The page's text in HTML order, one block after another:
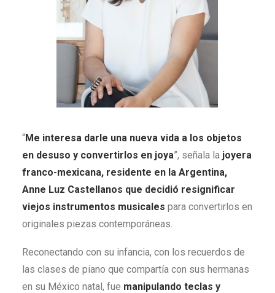
“Me interesa darle una nueva vida a los objetos
en desuso y convertirlos en joya”, señala la joyera
franco-mexicana, residente en la Argentina,
Anne Luz Castellanos que decidió resignificar
viejos instrumentos musicales para convertirlos en
originales piezas contemporáneas.
Reconectando con su infancia, con los recuerdos de
las clases de piano que compartía con sus hermanas
en su México natal, fue manipulando teclas y